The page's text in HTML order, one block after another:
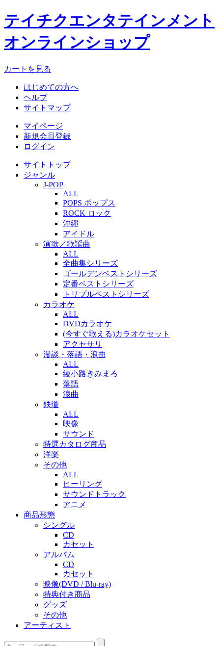
テイチクエンタテインメント
オンラインショップ
カートを見る
はじめての方へ
ヘルプ
サイトマップ
マイページ
新規会員登録
ログイン
サイトトップ
ジャンル
J-POP
ALL
POPS ポップス
ROCK ロック
沖縄
アイドル
演歌／歌謡曲
ALL
全曲集シリーズ
ゴールデンベストシリーズ
定番ベストシリーズ
トリプルベストシリーズ
カラオケ
ALL
DVDカラオケ
(今すぐ歌える)カラオケセット
アクセサリ
漫談・落語・浪曲
ALL
綾小路きみまろ
落語
浪曲
鉄道
ALL
映像
サウンド
特選カタログ商品
洋楽
その他
ALL
ヒーリング
サウンドトラック
アニメ
商品形態
シングル
CD
カセット
アルバム
CD
カセット
映像(DVD / Blu-ray)
特典付き商品
グッズ
その他
アーティスト